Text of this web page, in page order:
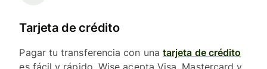
Tarjeta de crédito
Pagar tu transferencia con una tarjeta de crédito